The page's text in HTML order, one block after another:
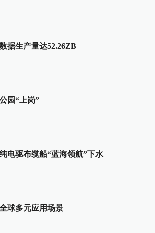
据生产量达52.26ZB
园“上岗”
电驱布缆船“蓝海领航”下水
球多元应用场景